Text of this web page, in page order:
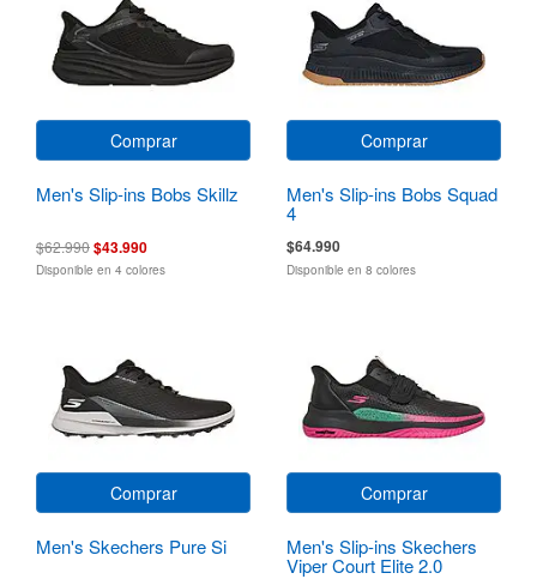
Comprar
Men's Slip-ins Bobs Skillz
$62.990$43.990
Disponible en 4 colores
Comprar
Men's Slip-ins Bobs Squad
4
$64.990
Disponible en 8 colores
Comprar
Men's Skechers Pure Si
Comprar
Men's Slip-ins Skechers
Viper Court Elite 2.0